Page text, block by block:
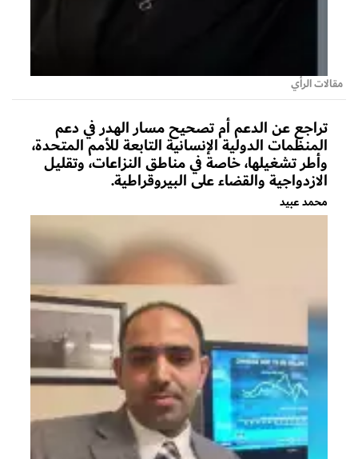
مقالات الرأي
تراجع عن الدعم أم تصحيح مسار الهدر في دعم
المنظمات الدولية الإنسانية التابعة للأمم المتحدة،
وأطر تشغيلها، خاصة في مناطق النزاعات، وتقليل
الازدواجية والقضاء على البيروقراطية.
محمد عبيد